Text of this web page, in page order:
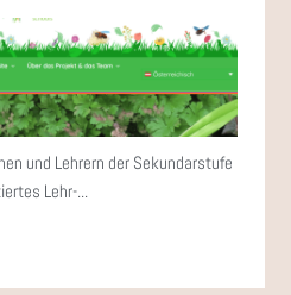
und Lehrern der Sekundarstufe
Lehr-...